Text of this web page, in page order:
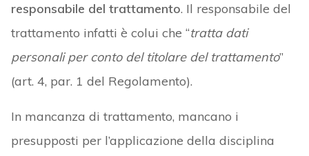
responsabile del trattamento. Il responsabile del
trattamento infatti è colui che “tratta dati
personali per conto del titolare del trattamento”
(art. 4, par. 1 del Regolamento).
In mancanza di trattamento, mancano i
presupposti per l’applicazione della disciplina